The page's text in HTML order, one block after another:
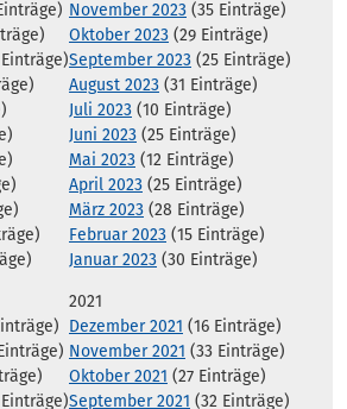
November 2023 (35 Einträge)
Oktober 2023 (29 Einträge)
September 2023 (25 Einträge)
August 2023 (31 Einträge)
Juli 2023 (10 Einträge)
Juni 2023 (25 Einträge)
Mai 2023 (12 Einträge)
April 2023 (25 Einträge)
März 2023 (28 Einträge)
Februar 2023 (15 Einträge)
Januar 2023 (30 Einträge)
2021
Dezember 2021 (16 Einträge)
November 2021 (33 Einträge)
Oktober 2021 (27 Einträge)
September 2021 (32 Einträge)